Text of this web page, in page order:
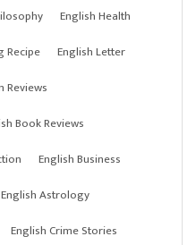
English Health
Recipe
English Letter
Reviews
Book Reviews
English Business
English Astrology
English Crime Stories